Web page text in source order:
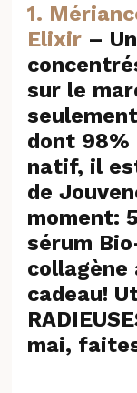
1.
Elixir –
sur le
dont 98%
natif, il
de
moment:
sérum
collagène
cadeau!
mai,